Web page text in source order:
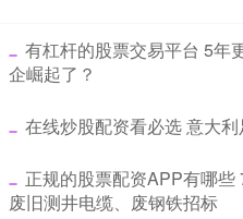
有杠杆的股票交易平台 5年
企崛起了？
在线炒股配资看必选 意大
正规的股票配资APP有哪
废旧测井电缆、废钢铁招标